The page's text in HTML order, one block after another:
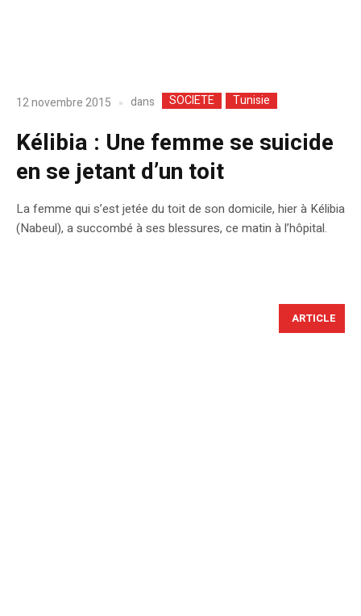
12 novembre 2015 dans SOCIETE Tunisie
Kélibia : Une femme se suicide
en se jetant d’un toit
La femme qui s’est jetée du toit de son domicile, hier à Kélibia
(Nabeul), a succombé à ses blessures, ce matin à l’hôpital.
ARTICLE